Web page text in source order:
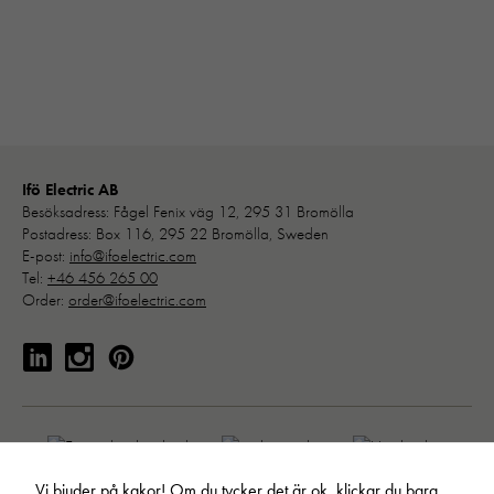
Ifö Electric AB
Besöksadress: Fågel Fenix väg 12, 295 31 Bromölla
Postadress: Box 116, 295 22 Bromölla, Sweden
E-post: info@ifoelectric.com
Tel: +46 456 265 00
Order: order@ifoelectric.com